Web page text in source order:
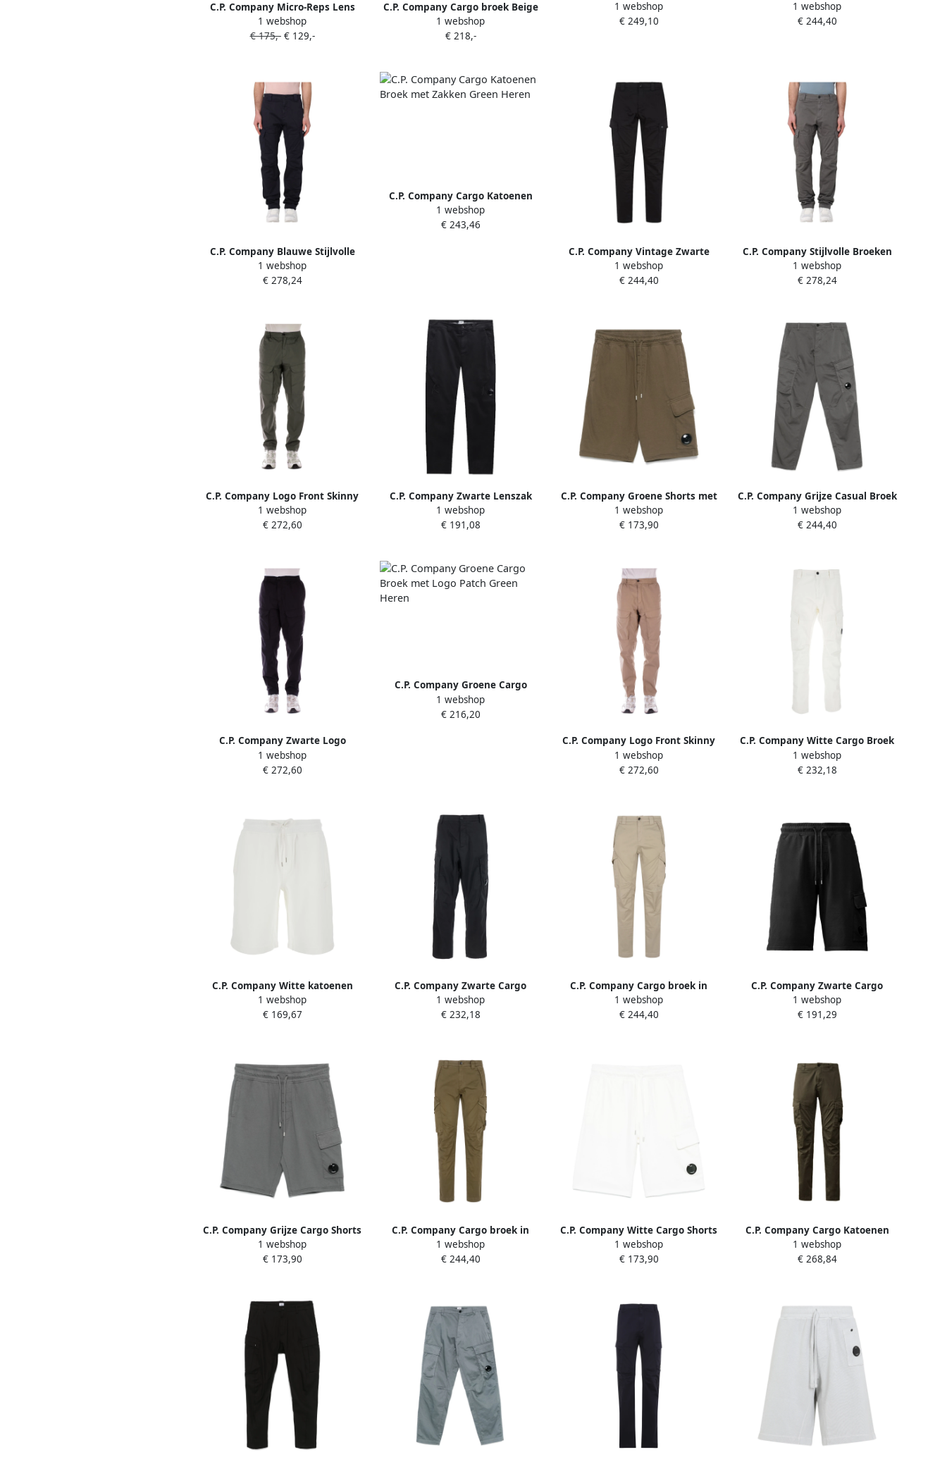
C.P. Company Micro-Reps Lens
shorts Blauw
1 webshop
€ 175,-€ 129,-
C.P. Company Cargo broek Beige
1 webshop
€ 218,-
katoenmix Gray Heren
1 webshop
€ 249,10
Broek Black Heren
1 webshop
€ 244,40
C.P. Company Blauwe Stijlvolle
Broek Blue Heren
1 webshop
€ 278,24
C.P. Company Cargo Katoenen
Broek met Zakken Green Heren
1 webshop
€ 243,46
C.P. Company Vintage Zwarte
Cargo Logo Broek Black Heren
1 webshop
€ 244,40
C.P. Company Stijlvolle Broeken
voor Mannen Gray Heren
1 webshop
€ 278,24
C.P. Company Logo Front Skinny
Broek Rits Sluiting Green Heren
1 webshop
€ 272,60
C.P. Company Zwarte Lenszak
Cargo Broek Black Heren
1 webshop
€ 191,08
C.P. Company Groene Shorts met
Trekkoord Tailleband Green
Heren
1 webshop
€ 173,90
C.P. Company Grijze Casual Broek
Gray Heren
1 webshop
€ 244,40
C.P. Company Zwarte Logo
Voorkant Skinny Broek Black
Heren
1 webshop
€ 272,60
C.P. Company Groene Cargo
Broek met Logo Patch Green
Heren
1 webshop
€ 216,20
C.P. Company Logo Front Skinny
Broek Rits Sluiting Brown Heren
1 webshop
€ 272,60
C.P. Company Witte Cargo Broek
met Lens Motief White Heren
1 webshop
€ 232,18
C.P. Company Witte katoenen
shorts met elastische taille White
Heren
1 webshop
€ 169,67
C.P. Company Zwarte Cargo
Broek met Lens Motief Black
Heren
1 webshop
€ 232,18
C.P. Company Cargo broek in
stretch satijn Beige Heren
1 webshop
€ 244,40
C.P. Company Zwarte Cargo
Fleece Shorts met Lens Black
Heren
1 webshop
€ 191,29
C.P. Company Grijze Cargo Shorts
Elastische Taille Gray Heren
1 webshop
€ 173,90
C.P. Company Cargo broek in
stretch satijn Green Heren
1 webshop
€ 244,40
C.P. Company Witte Cargo Shorts
Elastische Taille Zakken White
Heren
1 webshop
€ 173,90
C.P. Company Cargo Katoenen
Stretch Broek met Lenzen Green
Heren
1 webshop
€ 268,84